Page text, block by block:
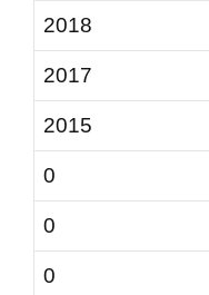
2018
2017
2015
0
0
0